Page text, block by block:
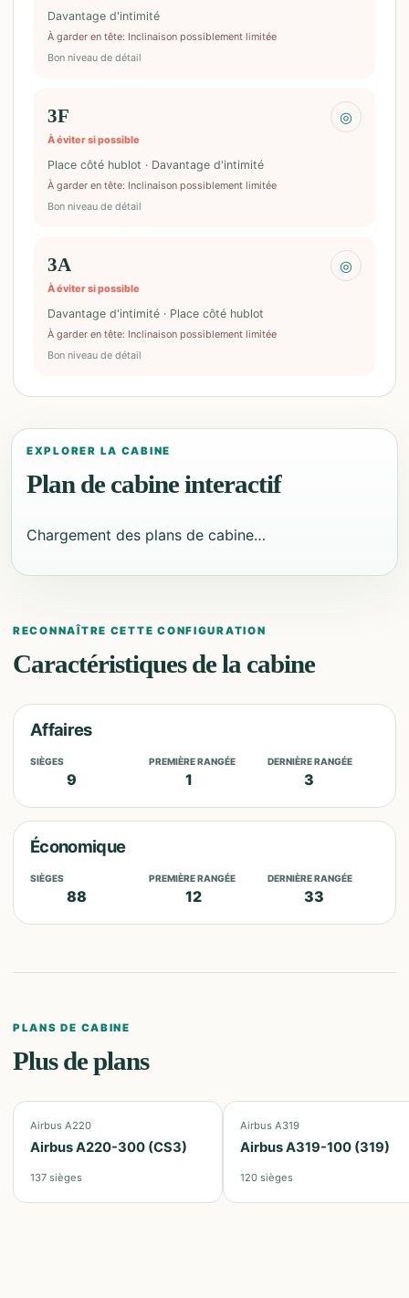
Davantage d'intimité
À garder en tête: Inclinaison possiblement limitée
Bon niveau de détail
3F
À éviter si possible
◎
Place côté hublot · Davantage d'intimité
À garder en tête: Inclinaison possiblement limitée
Bon niveau de détail
3A
À éviter si possible
◎
Davantage d'intimité · Place côté hublot
À garder en tête: Inclinaison possiblement limitée
Bon niveau de détail
EXPLORER LA CABINE
Plan de cabine interactif
Chargement des plans de cabine…
RECONNAÎTRE CETTE CONFIGURATION
Caractéristiques de la cabine
Affaires
SIÈGES
9
PREMIÈRE RANGÉE
1
DERNIÈRE RANGÉE
3
Économique
SIÈGES
88
PREMIÈRE RANGÉE
12
DERNIÈRE RANGÉE
33
PLANS DE CABINE
Plus de plans
Airbus A220
Airbus A220-300 (CS3)
137 sièges
Airbus A319
Airbus A319-100 (319)
120 sièges